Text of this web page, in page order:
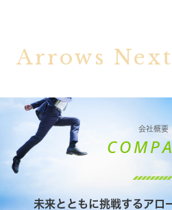
会社概要
未来とともに挑戦するアロ